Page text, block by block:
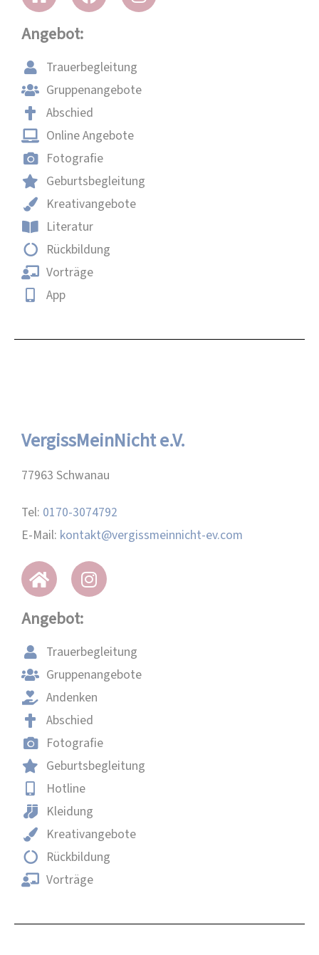
Angebot:
Trauerbegleitung
Gruppenangebote
Abschied
Online Angebote
Fotografie
Geburtsbegleitung
Kreativangebote
Literatur
Rückbildung
Vorträge
App
VergissMeinNicht e.V.
77963 Schwanau
Tel: 0170-3074792
E-Mail: kontakt@vergissmeinnicht-ev.com
Angebot:
Trauerbegleitung
Gruppenangebote
Andenken
Abschied
Fotografie
Geburtsbegleitung
Hotline
Kleidung
Kreativangebote
Rückbildung
Vorträge